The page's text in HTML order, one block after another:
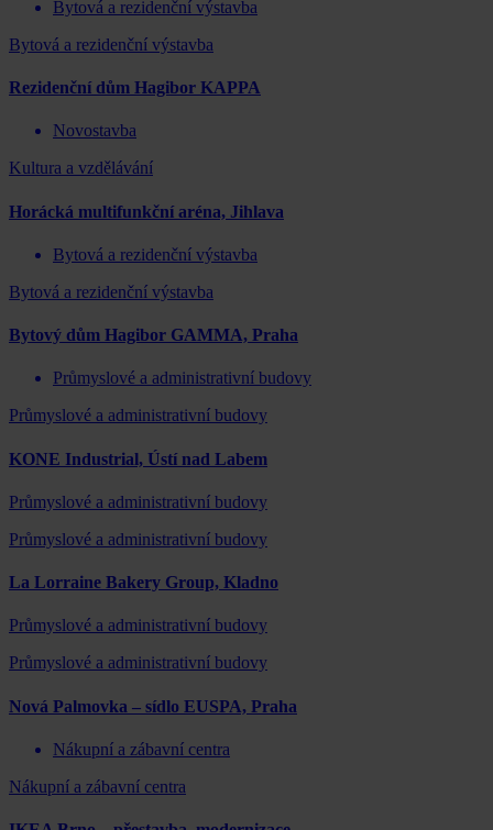
Bytová a rezidenční výstavba
Bytová a rezidenční výstavba
Rezidenční dům Hagibor KAPPA
Novostavba
Kultura a vzdělávání
Horácká multifunkční aréna, Jihlava
Bytová a rezidenční výstavba
Bytová a rezidenční výstavba
Bytový dům Hagibor GAMMA, Praha
Průmyslové a administrativní budovy
Průmyslové a administrativní budovy
KONE Industrial, Ústí nad Labem
Průmyslové a administrativní budovy
Průmyslové a administrativní budovy
La Lorraine Bakery Group, Kladno
Průmyslové a administrativní budovy
Průmyslové a administrativní budovy
Nová Palmovka – sídlo EUSPA, Praha
Nákupní a zábavní centra
Nákupní a zábavní centra